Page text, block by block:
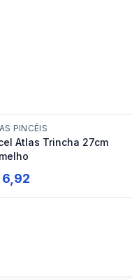
PINCÉIS
Atlas Trincha 27cm
6,92